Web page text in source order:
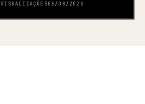
VISUALIZAÇÕES06/08/2026